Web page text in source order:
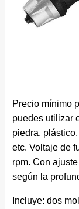
Precio mínimo
puedes utilizar
piedra,
etc. Voltaje de
rpm. Con
según la
Incluye: dos